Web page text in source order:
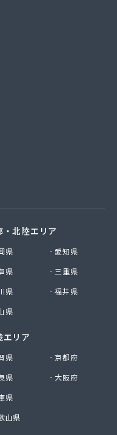
所
業所
・北陸エリア
県
愛知県
県
三重県
県
福井県
県
エリア
県
京都府
県
大阪府
県
山県